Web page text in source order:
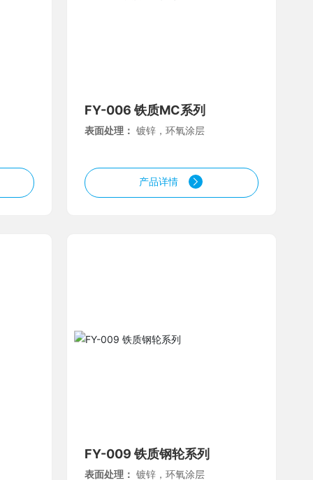
FY-006 铁质MC系列
表面处理： 镀锌，环氧涂层
产品详情
FY-009 铁质钢轮系列
表面处理： 镀锌，环氧涂层